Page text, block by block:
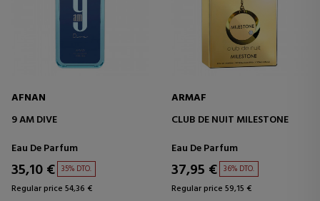
AFNAN
9 AM DIVE
Eau De Parfum
35,10 € 35% DTO.
Regular price 54,36 €
ARMAF
CLUB DE NUIT MILESTONE
Eau De Parfum
37,95 € 36% DTO.
Regular price 59,15 €